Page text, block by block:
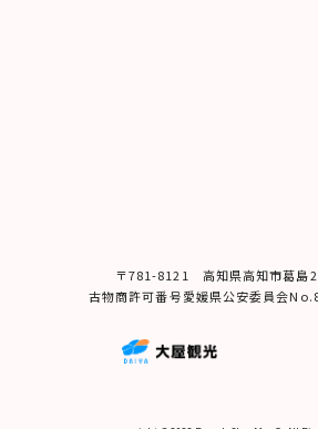
〒781-8121 ⾼知県⾼知市葛島
古物商許可番号愛媛県公安委員会